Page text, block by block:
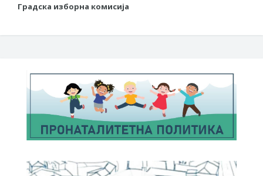
Градска изборна комисија